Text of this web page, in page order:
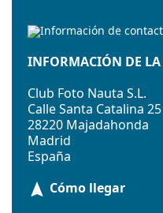
INFORMACIÓN DE
Club Foto Nauta S.L.
Calle Santa Catalina 25
28220 Majadahonda
Madrid
España
navigation Cómo llegar